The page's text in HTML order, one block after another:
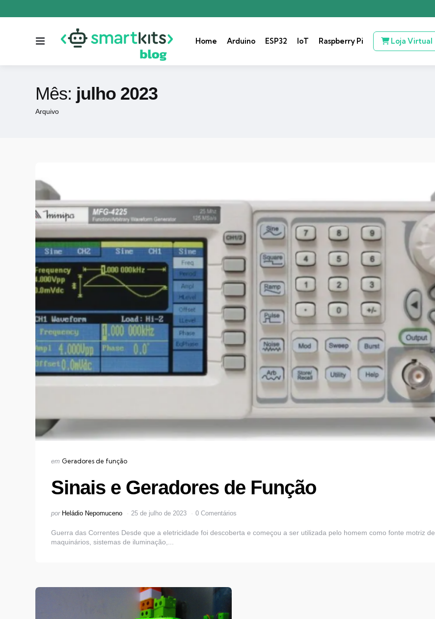
Menu Home Arduino ESP32 IoT Raspberry Pi Loja Virtual
Arquivo
Mês: julho 2023
Categorias
Publicado
em Geradores de função
Sinais e Geradores de Função
Postado
por Heládio Nepomuceno 25 de julho de 2023 0 Comentários
Guerra das Correntes Desde que a eletricidade foi descoberta e começou a ser utilizada pelo homem como fonte motriz de
maquinários, sistemas de iluminação,...